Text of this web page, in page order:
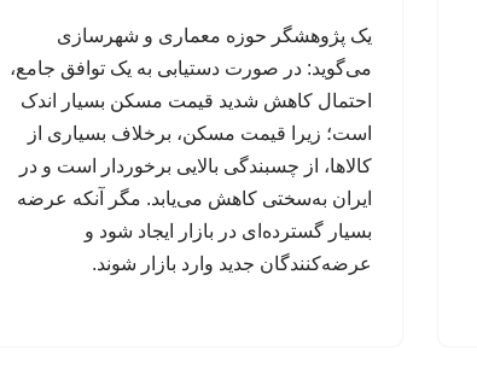
یک پژوهشگر حوزه معماری و شهرسازی
می‌گوید: در صورت دستیابی به یک توافق جامع،
احتمال کاهش شدید قیمت مسکن بسیار اندک
است؛ زیرا قیمت مسکن، برخلاف بسیاری از
کالاها، از چسبندگی بالایی برخوردار است و در
ایران به‌سختی کاهش می‌یابد. مگر آنکه عرضه
بسیار گسترده‌ای در بازار ایجاد شود و
عرضه‌کنندگان جدید وارد بازار شوند.